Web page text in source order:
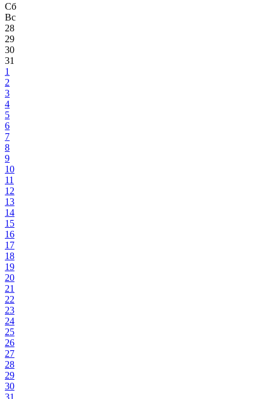
Сб
Вс
28
29
30
31
1
2
3
4
5
6
7
8
9
10
11
12
13
14
15
16
17
18
19
20
21
22
23
24
25
26
27
28
29
30